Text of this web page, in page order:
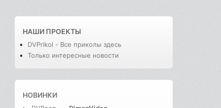
НАШИ ПРОЕКТЫ
DVPrikol - Все приколы здесь
Только интересные новости
НОВИНКИ